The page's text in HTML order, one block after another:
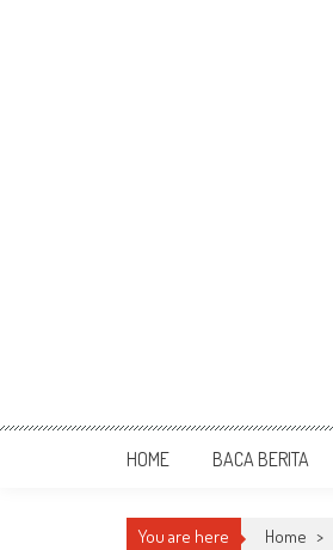
HOME BACA BERITA
You are here Home >